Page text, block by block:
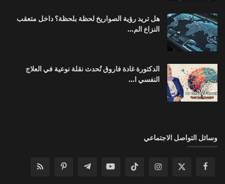
هل تريد رؤية الصواريخ لحظة بلحظة؟ داخل متعقب
النزاع الم...
الدكتورة غادة فاروق تُحدث نقلة نوعية في العلاج
النفسي ا...
وسائل التواصل الاجتماعي